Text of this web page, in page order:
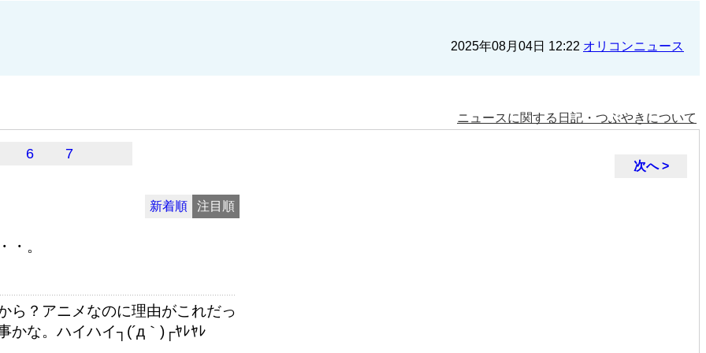
2025年08月04日 12:22 オリコンニュース
ニュースに関する日記・つぶやきについて
6 7
次へ >
新着順 注目順
・。
ら？アニメなのに理由がこれだっ
かな。ハイハイ┐(´д｀)┌ﾔﾚﾔﾚ